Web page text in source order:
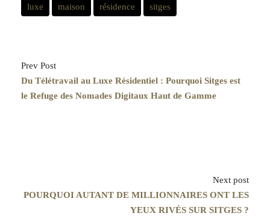
luxe maison résidence sitges
Prev Post
Du Télétravail au Luxe Résidentiel : Pourquoi Sitges est
le Refuge des Nomades Digitaux Haut de Gamme
Next post
POURQUOI AUTANT DE MILLIONNAIRES ONT LES
YEUX RIVÉS SUR SITGES ?